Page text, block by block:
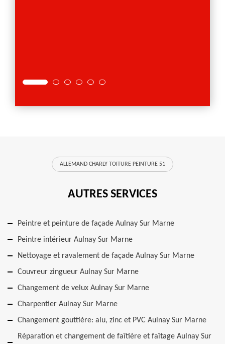
ALLEMAND CHARLY TOITURE PEINTURE 51
AUTRES SERVICES
Peintre et peinture de façade Aulnay Sur Marne
Peintre intérieur Aulnay Sur Marne
Nettoyage et ravalement de façade Aulnay Sur Marne
Couvreur zingueur Aulnay Sur Marne
Changement de velux Aulnay Sur Marne
Charpentier Aulnay Sur Marne
Changement gouttière: alu, zinc et PVC Aulnay Sur Marne
Réparation et changement de faîtière et faîtage Aulnay Sur